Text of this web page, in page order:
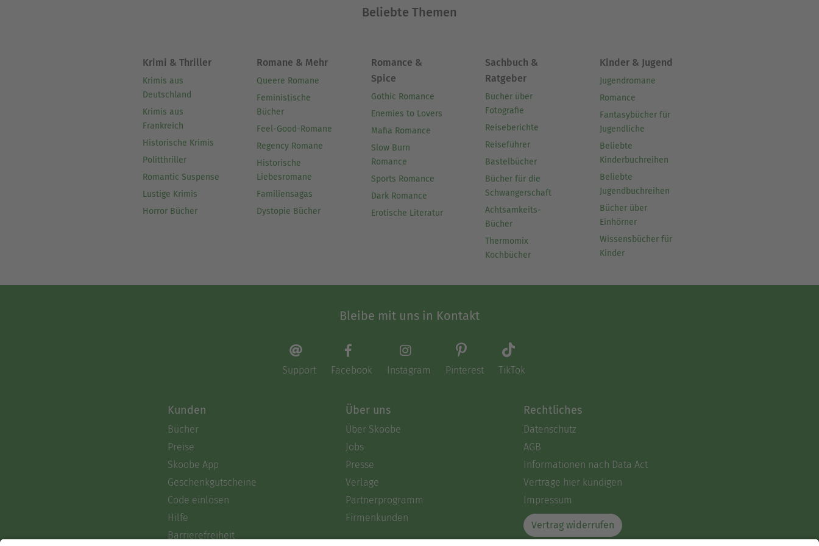
Beliebte Themen
Krimi & Thriller
Krimis aus
Deutschland
Krimis aus
Frankreich
Historische Krimis
Politthriller
Romantic Suspense
Lustige Krimis
Horror Bücher
Romane & Mehr
Queere Romane
Feministische
Bücher
Feel-Good-Romane
Regency Romane
Historische
Liebesromane
Familiensagas
Dystopie Bücher
Romance &
Spice
Gothic Romance
Enemies to Lovers
Mafia Romance
Slow Burn
Romance
Sports Romance
Dark Romance
Erotische Literatur
Sachbuch &
Ratgeber
Bücher über
Fotografie
Reiseberichte
Reiseführer
Bastelbücher
Bücher für die
Schwangerschaft
Achtsamkeits-
Bücher
Thermomix
Kochbücher
Kinder & Jugend
Jugendromane
Romance
Fantasybücher für
Jugendliche
Beliebte
Kinderbuchreihen
Beliebte
Jugendbuchreihen
Bücher über
Einhörner
Wissensbücher für
Kinder
Bleibe mit uns in Kontakt
Support Facebook Instagram Pinterest TikTok
Kunden
Bücher
Preise
Skoobe App
Geschenkgutscheine
Code einlösen
Hilfe
Barrierefreiheit
Über uns
Über Skoobe
Jobs
Presse
Verlage
Partnerprogramm
Firmenkunden
Rechtliches
Datenschutz
AGB
Informationen nach Data Act
Verträge hier kündigen
Impressum
Vertrag widerrufen